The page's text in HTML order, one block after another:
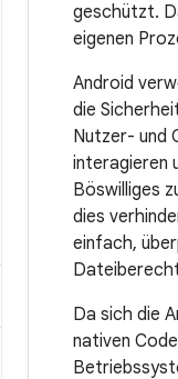
geschützt.
eigenen
Android
die
Nutzer- und
interagieren
Böswilliges
dies
einfach,
Da sich die
nativen